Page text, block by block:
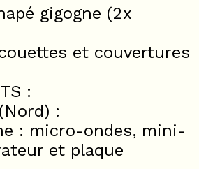
gigogne (2x
et couvertures
:
:
: micro-ondes, mini-
et plaque